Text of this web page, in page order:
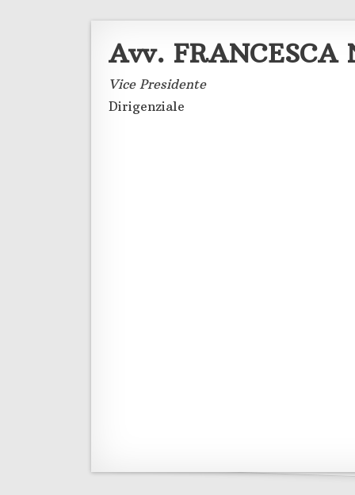
Avv. FRANCESCA
Vice Presidente
Dirigenziale